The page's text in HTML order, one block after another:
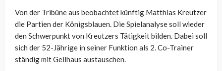
Von der Tribüne aus beobachtet künftig Matthias Kreutzer
die Partien der Königsblauen. Die Spielanalyse soll wieder
den Schwerpunkt von Kreutzers Tätigkeit bilden. Dabei soll
sich der 52-Jährige in seiner Funktion als 2. Co-Trainer
ständig mit Gellhaus austauschen.